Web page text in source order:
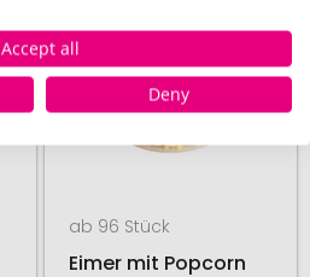
ab 96 Stück
Eimer mit Popcorn
Accept all
Deny